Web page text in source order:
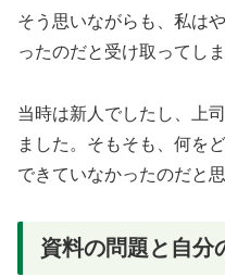
そう思いながらも、私は
ったのだと受け取ってしま
当時は新人でしたし、上
ました。そもそも、何を
できていなかったのだと思
資料の問題と自分